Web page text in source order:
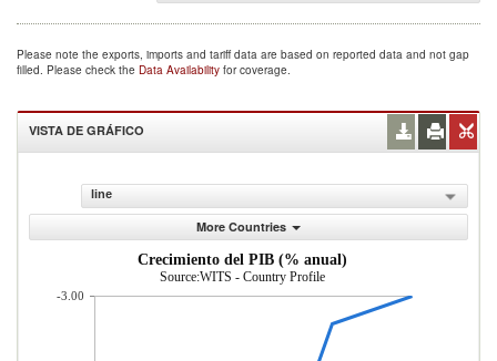
Please note the exports, imports and tariff data are based on reported data and not gap
filled. Please check the Data Availability for coverage.
VISTA DE GRÁFICO
line
More Countries
Crecimiento del PIB (% anual)
Source:WITS - Country Profile
-3.00